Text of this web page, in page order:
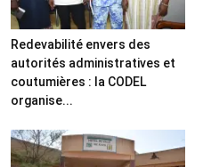
Redevabilité envers des
autorités administratives et
coutumières : la CODEL
organise...